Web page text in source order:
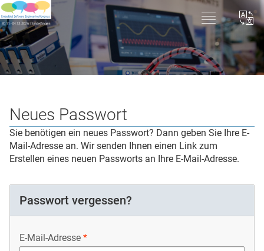
Neues Passwort
Sie benötigen ein neues Passwort? Dann geben Sie Ihre E-
Mail-Adresse an. Wir senden Ihnen einen Link zum
Erstellen eines neuen Passworts an Ihre E-Mail-Adresse.
Passwort vergessen?
E-Mail-Adresse